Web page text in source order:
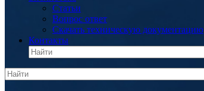
Статьи
Вопрос ответ
Скачать техническую документацию
Контакты